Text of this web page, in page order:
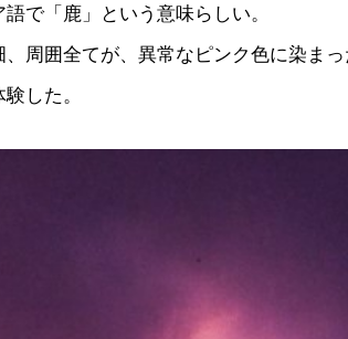
で「鹿」という意味らしい。
周囲全てが、異常なピンク色に染ま
した。